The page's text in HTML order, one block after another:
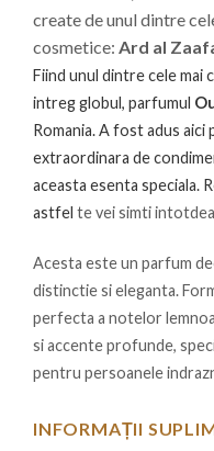
create de unul dintre
cosmetice: Ard al
Fiind unul dintre cele mai
intreg globul, parfumul
Romania. A fost adus
extraordinara de
aceasta esenta speciala.
astfel te vei simti
Acesta este un parfum
distinctie si eleganta.
perfecta a notelor
si accente profunde,
pentru persoanele
INFORMAȚII